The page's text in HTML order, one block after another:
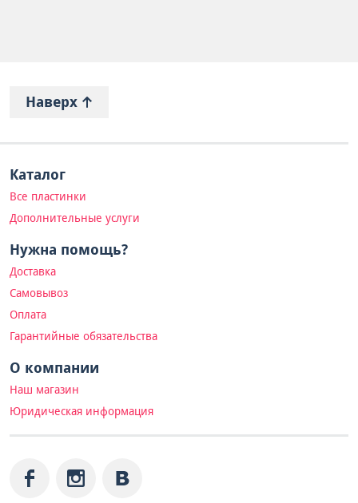
Наверх
Каталог
Все пластинки
Дополнительные услуги
Нужна помощь?
Доставка
Самовывоз
Оплата
Гарантийные обязательства
О компании
Наш магазин
Юридическая информация